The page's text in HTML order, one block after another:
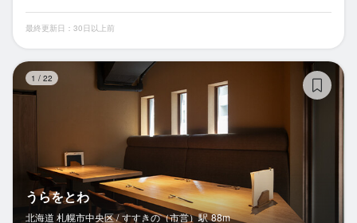
最終更新日：30日以上前
1 / 22
うらをとわ
北海道 札幌市中央区 / すすきの（市営）駅 88m